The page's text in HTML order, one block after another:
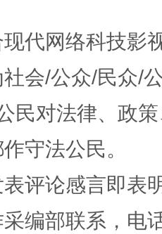
代网络科技影
会/公众/民众/
民对法律、政
守法公民。
评论感言即表
编部联系，电